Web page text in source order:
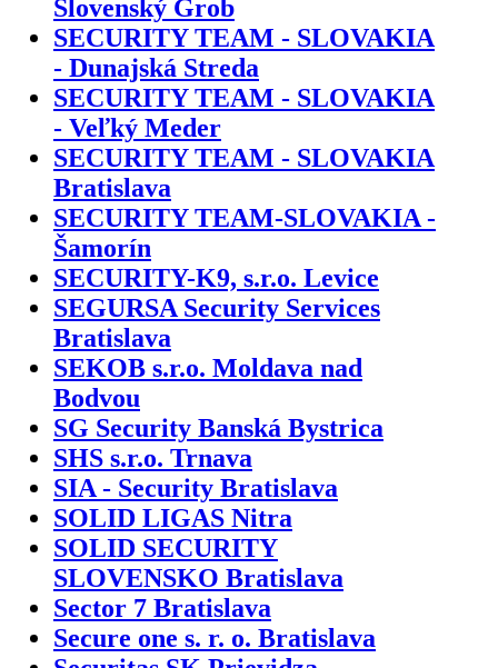
Slovenský Grob
SECURITY TEAM - SLOVAKIA
- Dunajská Streda
SECURITY TEAM - SLOVAKIA
- Veľký Meder
SECURITY TEAM - SLOVAKIA
Bratislava
SECURITY TEAM-SLOVAKIA -
Šamorín
SECURITY-K9, s.r.o. Levice
SEGURSA Security Services
Bratislava
SEKOB s.r.o. Moldava nad
Bodvou
SG Security Banská Bystrica
SHS s.r.o. Trnava
SIA - Security Bratislava
SOLID LIGAS Nitra
SOLID SECURITY
SLOVENSKO Bratislava
Sector 7 Bratislava
Secure one s. r. o. Bratislava